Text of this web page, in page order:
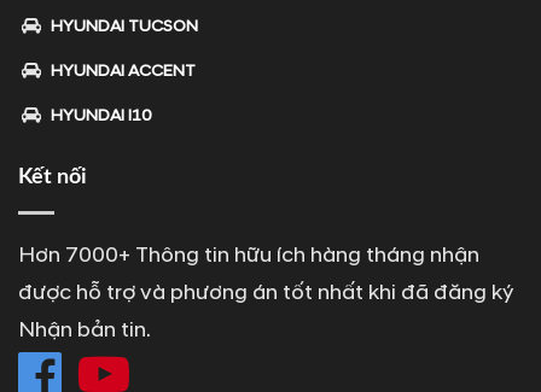
HYUNDAI TUCSON
HYUNDAI ACCENT
HYUNDAI I10
Kết nối
Hơn 7000+ Thông tin hữu ích hàng tháng nhận
được hỗ trợ và phương án tốt nhất khi đã đăng ký
Nhận bản tin.